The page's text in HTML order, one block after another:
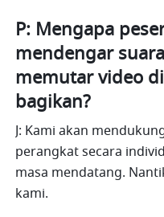
P: Mengapa
mendengar
memutar video
bagikan?
J: Kami akan
perangkat secara
masa mendatang.
kami.